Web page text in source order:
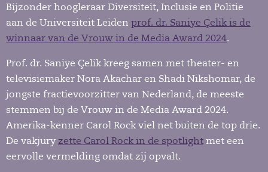
Bijzonder hoogleraar Diversiteit, Inclusie en Politie
aan de Universiteit Leiden prof. dr. Saniye Çelik is de
winnaar van de Vrouw in de Media Award 2024.
Prof. dr. Saniye Çelik kreeg samen met theater- en
televisiemaker Nora Akachar en Shadi Nikshomar, de
jongste fractievoorzitter van Nederland, de meeste
stemmen bij de Vrouw in de Media Award 2024.
Amerika-kenner Carol Rock viel net buiten de top drie.
De vakjury zette Carol Rock in de spotlight met een
eervolle vermelding omdat zij opvalt.